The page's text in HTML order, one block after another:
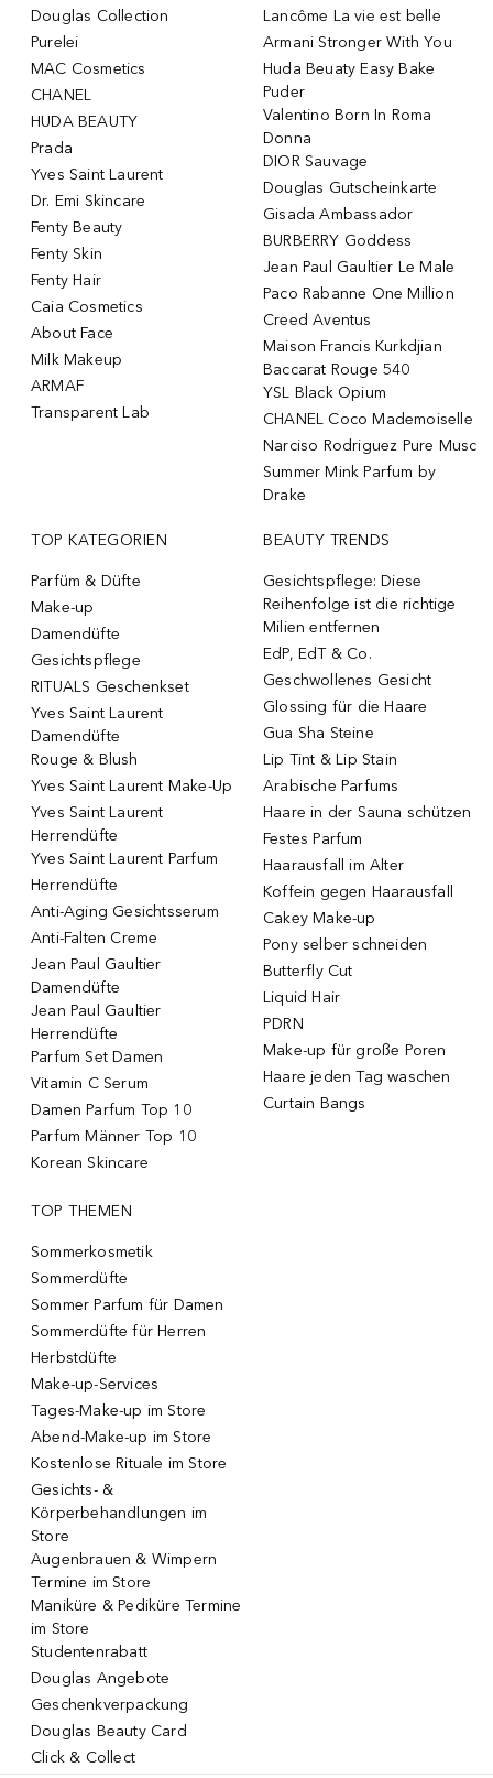
Douglas Collection
Purelei
MAC Cosmetics
CHANEL
HUDA BEAUTY
Prada
Yves Saint Laurent
Dr. Emi Skincare
Fenty Beauty
Fenty Skin
Fenty Hair
Caia Cosmetics
About Face
Milk Makeup
ARMAF
Transparent Lab
Lancôme La vie est belle
Armani Stronger With You
Huda Beuaty Easy Bake
Puder
Valentino Born In Roma
Donna
DIOR Sauvage
Douglas Gutscheinkarte
Gisada Ambassador
BURBERRY Goddess
Jean Paul Gaultier Le Male
Paco Rabanne One Million
Creed Aventus
Maison Francis Kurkdjian
Baccarat Rouge 540
YSL Black Opium
CHANEL Coco Mademoiselle
Narciso Rodriguez Pure Musc
Summer Mink Parfum by
Drake
TOP KATEGORIEN
Parfüm & Düfte
Make-up
Damendüfte
Gesichtspflege
RITUALS Geschenkset
Yves Saint Laurent
Damendüfte
Rouge & Blush
Yves Saint Laurent Make-Up
Yves Saint Laurent
Herrendüfte
Yves Saint Laurent Parfum
Herrendüfte
Anti-Aging Gesichtsserum
Anti-Falten Creme
Jean Paul Gaultier
Damendüfte
Jean Paul Gaultier
Herrendüfte
Parfum Set Damen
Vitamin C Serum
Damen Parfum Top 10
Parfum Männer Top 10
Korean Skincare
BEAUTY TRENDS
Gesichtspflege: Diese
Reihenfolge ist die richtige
Milien entfernen
EdP, EdT & Co.
Geschwollenes Gesicht
Glossing für die Haare
Gua Sha Steine
Lip Tint & Lip Stain
Arabische Parfums
Haare in der Sauna schützen
Festes Parfum
Haarausfall im Alter
Koffein gegen Haarausfall
Cakey Make-up
Pony selber schneiden
Butterfly Cut
Liquid Hair
PDRN
Make-up für große Poren
Haare jeden Tag waschen
Curtain Bangs
TOP THEMEN
Sommerkosmetik
Sommerdüfte
Sommer Parfum für Damen
Sommerdüfte für Herren
Herbstdüfte
Make-up-Services
Tages-Make-up im Store
Abend-Make-up im Store
Kostenlose Rituale im Store
Gesichts- &
Körperbehandlungen im
Store
Augenbrauen & Wimpern
Termine im Store
Maniküre & Pediküre Termine
im Store
Studentenrabatt
Douglas Angebote
Geschenkverpackung
Douglas Beauty Card
Click & Collect